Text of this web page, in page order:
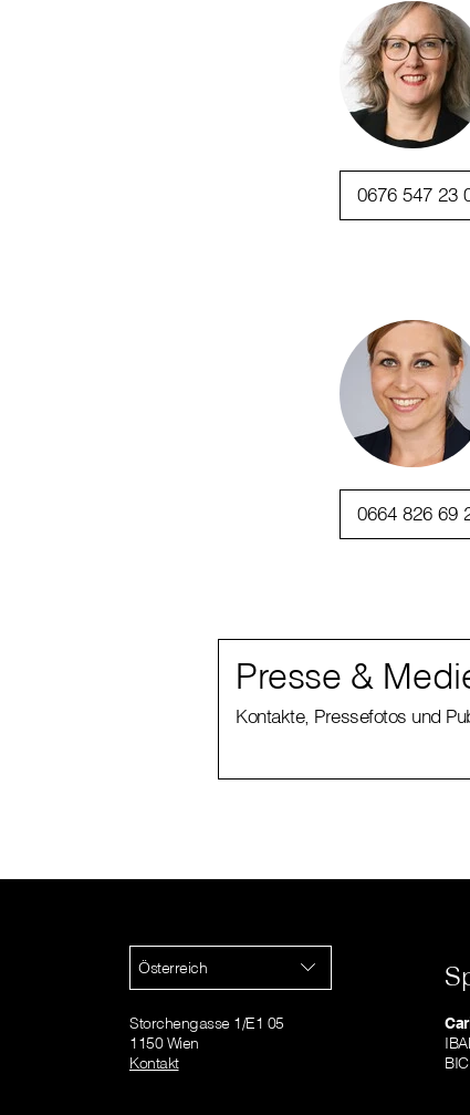
0676 547 23
0664 826 69
Presse &
Kontakte, Pressefotos und
Österreich
Storchengasse 1/E1 05
1150 Wien
Kontakt